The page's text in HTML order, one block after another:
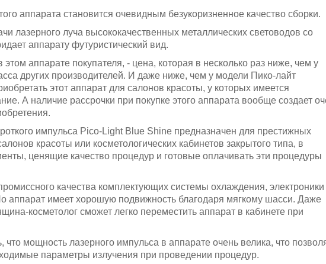
аппарата становится очевидным безукоризненное качество сборки.
лазерного луча высококачественных металлических световодов со
аппарату футуристический вид.
аппарате покупателя, - цена, которая в несколько раз ниже, чем у
других производителей. И даже ниже, чем у модели Пико-лайт
этот аппарат для салонов красоты, у которых имеется
А наличие рассрочки при покупке этого аппарата вообще создает
импульса Pico-Light Blue Shine предназначен для престижных
красоты или косметологических кабинетов закрытого типа, в
ценящие качество процедур и готовые оплачивать эти процедуры
качества комплектующих системы охлаждения, электроники
аппарат имеет хорошую подвижность благодаря мягкому шасси. Даже
косметолог сможет легко переместить аппарат в кабинете при
что мощность лазерного импульса в аппарате очень велика, что
параметры излучения при проведении процедур.